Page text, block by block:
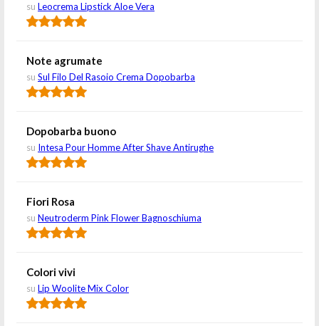
su Leocrema Lipstick Aloe Vera
Note agrumate
su Sul Filo Del Rasoio Crema Dopobarba
Dopobarba buono
su Intesa Pour Homme After Shave Antirughe
Fiori Rosa
su Neutroderm Pink Flower Bagnoschiuma
Colori vivi
su Lip Woolite Mix Color